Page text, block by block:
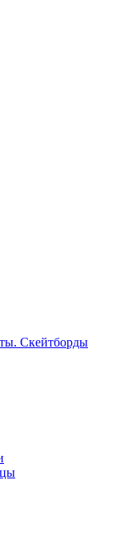
Скейтборды